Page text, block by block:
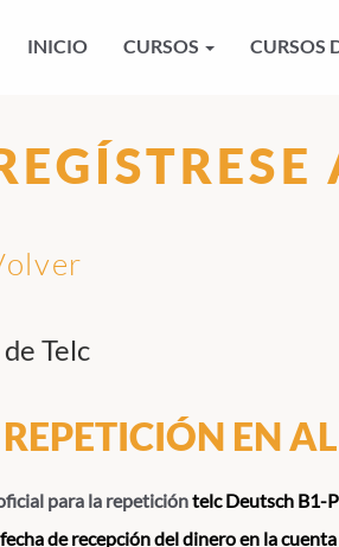
INICIO CURSOS CURSOS
Telc
REPETICIÓN EN
para la repeticióntelc Deutsch B1-
fecha de recepción del dinero en la